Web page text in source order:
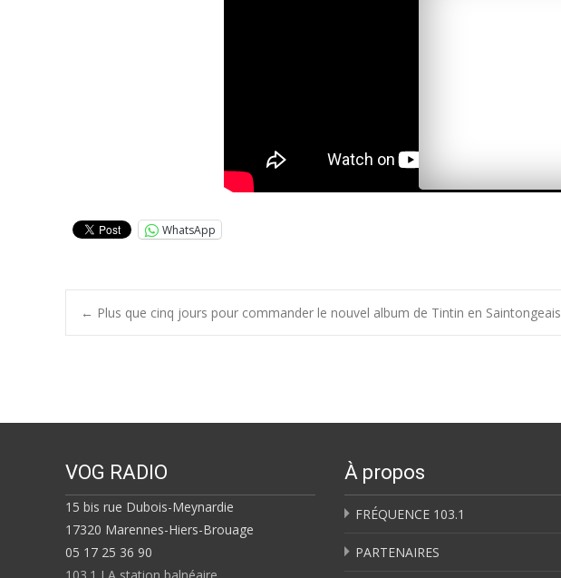
WhatsApp
Post
← Plus que cinq jours pour commander le nouvel album de Tintin en Saintongeais
VOG RADIO
15 bis rue Dubois-Meynardie
17320 Marennes-Hiers-Brouage
05 17 25 36 90
À propos
FRÉQUENCE 103.1
PARTENAIRES